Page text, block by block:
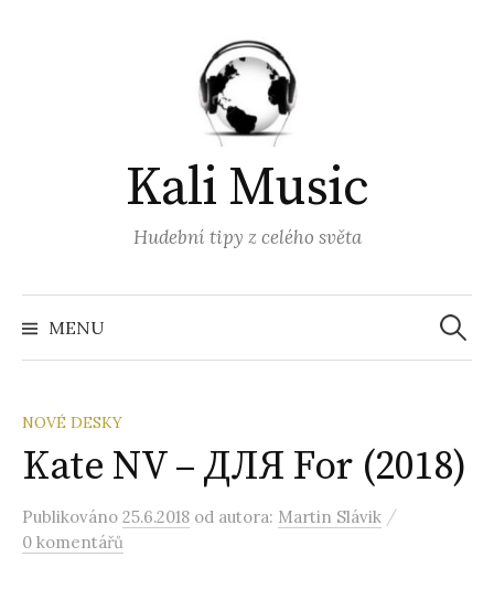
Kali Music
Hudební tipy z celého světa
MENU
NOVÉ DESKY
Kate NV – ДЛЯ For (2018)
Publikováno 25.6.2018 od autora: Martin Slávik /
0 komentářů